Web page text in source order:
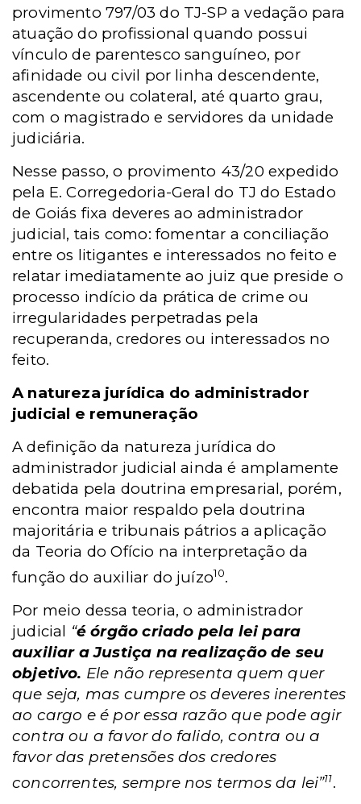
provimento 797/03 do TJ-SP a vedação para
atuação do profissional quando possui
vínculo de parentesco sanguíneo, por
afinidade ou civil por linha descendente,
ascendente ou colateral, até quarto grau,
com o magistrado e servidores da unidade
judiciária.
Nesse passo, o provimento 43/20 expedido
pela E. Corregedoria-Geral do TJ do Estado
de Goiás fixa deveres ao administrador
judicial, tais como: fomentar a conciliação
entre os litigantes e interessados no feito e
relatar imediatamente ao juiz que preside o
processo indício da prática de crime ou
irregularidades perpetradas pela
recuperanda, credores ou interessados no
feito.
A natureza jurídica do administrador
judicial e remuneração
A definição da natureza jurídica do
administrador judicial ainda é amplamente
debatida pela doutrina empresarial, porém,
encontra maior respaldo pela doutrina
majoritária e tribunais pátrios a aplicação
da Teoria do Ofício na interpretação da
função do auxiliar do juízo10.
Por meio dessa teoria, o administrador
judicial “é órgão criado pela lei para
auxiliar a Justiça na realização de seu
objetivo. Ele não representa quem quer
que seja, mas cumpre os deveres inerentes
ao cargo e é por essa razão que pode agir
contra ou a favor do falido, contra ou a
favor das pretensões dos credores
concorrentes, sempre nos termos da lei”11.